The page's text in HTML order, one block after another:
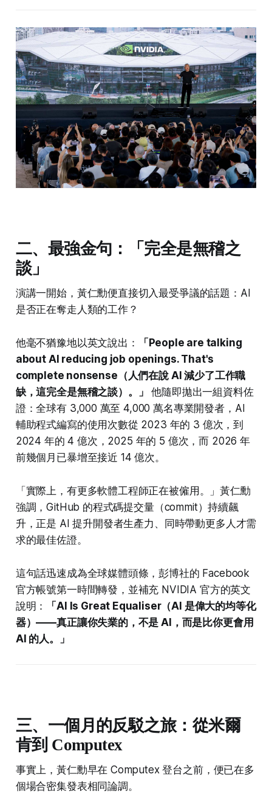
二、最強金句：「完全是無稽之
談」
演講一開始，黃仁勳便直接切入最受爭議的話題：AI
是否正在奪走人類的工作？
他毫不猶豫地以英文說出：
「People are talking
about AI reducing job openings. That's
complete nonsense（人們在說 AI 減少了工作職
缺，這完全是無稽之談）。」
他隨即拋出一組資料佐
證：全球有 3,000 萬至 4,000 萬名專業開發者，AI
輔助程式編寫的使用次數從 2023 年的 3 億次，到
2024 年的 4 億次，2025 年的 5 億次，而 2026 年
前幾個月已暴增至接近 14 億次。
「實際上，有更多軟體工程師正在被僱用。」黃仁勳
強調，GitHub 的程式碼提交量（commit）持續飆
升，正是 AI 提升開發者生產力、同時帶動更多人才需
求的最佳佐證。
這句話迅速成為全球媒體頭條，彭博社的 Facebook
官方帳號第一時間轉發，並補充 NVIDIA 官方的英文
說明：
「AI Is Great Equaliser（AI 是偉大的均等化
器）——真正讓你失業的，不是 AI，而是比你更會用
AI 的人。」
三、一個月的反駁之旅：從米爾
肯到 Computex
事實上，黃仁勳早在 Computex 登台之前，便已在多
個場合密集發表相同論調。